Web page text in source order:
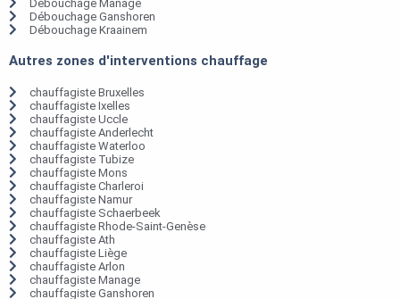
Débouchage Manage
Débouchage Ganshoren
Débouchage Kraainem
Autres zones d'interventions chauffage
chauffagiste Bruxelles
chauffagiste Ixelles
chauffagiste Uccle
chauffagiste Anderlecht
chauffagiste Waterloo
chauffagiste Tubize
chauffagiste Mons
chauffagiste Charleroi
chauffagiste Namur
chauffagiste Schaerbeek
chauffagiste Rhode-Saint-Genèse
chauffagiste Ath
chauffagiste Liège
chauffagiste Arlon
chauffagiste Manage
chauffagiste Ganshoren